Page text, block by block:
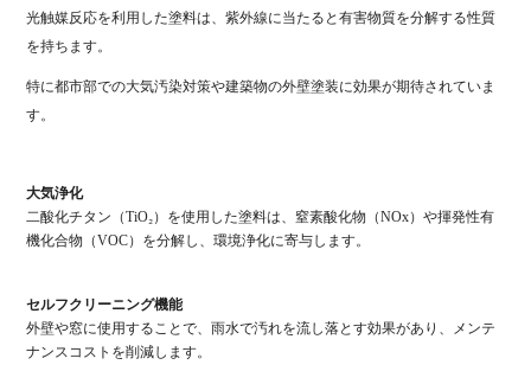
光触媒反応を利用した塗料は、紫外線に当たると有害物質を分解する性質
を持ちます。
特に都市部での大気汚染対策や建築物の外壁塗装に効果が期待されていま
す。
大気浄化
二酸化チタン（TiO₂）を使用した塗料は、窒素酸化物（NOx）や揮発性有
機化合物（VOC）を分解し、環境浄化に寄与します。
セルフクリーニング機能
外壁や窓に使用することで、雨水で汚れを流し落とす効果があり、メンテ
ナンスコストを削減します。